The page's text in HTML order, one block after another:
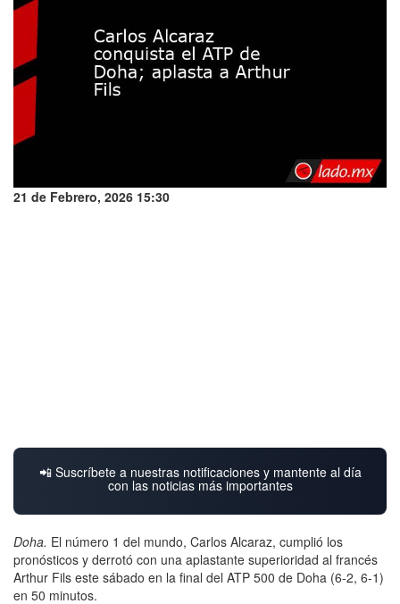
21 de Febrero, 2026 15:30
📲 Suscríbete a nuestras notificaciones y mantente al día
con las noticias más importantes
Doha. El número 1 del mundo, Carlos Alcaraz, cumplió los
pronósticos y derrotó con una aplastante superioridad al francés
Arthur Fils este sábado en la final del ATP 500 de Doha (6-2, 6-1)
en 50 minutos.